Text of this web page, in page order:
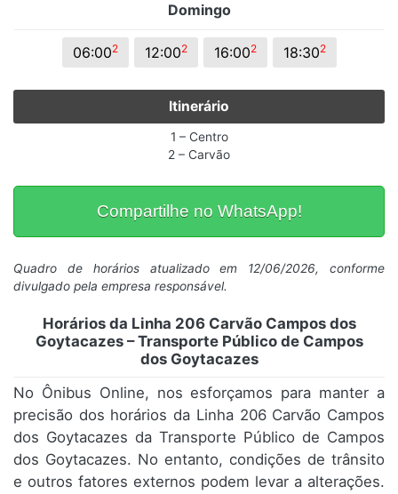
Domingo
06:002 12:002 16:002 18:302
Itinerário
1 – Centro
2 – Carvão
Compartilhe no WhatsApp!
Quadro de horários atualizado em 12/06/2026, conforme
divulgado pela empresa responsável.
Horários da Linha 206 Carvão Campos dos
Goytacazes – Transporte Público de Campos
dos Goytacazes
No Ônibus Online, nos esforçamos para manter a
precisão dos horários da Linha 206 Carvão Campos
dos Goytacazes da Transporte Público de Campos
dos Goytacazes. No entanto, condições de trânsito
e outros fatores externos podem levar a alterações.